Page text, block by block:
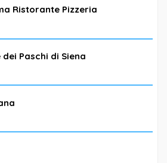
Ristorante Pizzeria
Paschi di Siena